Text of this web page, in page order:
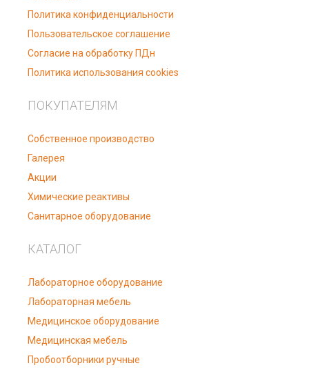
Политика конфиденциальности
Пользовательское соглашение
Согласие на обработку ПДн
Политика использования cookies
ПОКУПАТЕЛЯМ
Собственное производство
Галерея
Акции
Химические реактивы
Санитарное оборудование
КАТАЛОГ
Лабораторное оборудование
Лабораторная мебель
Медицинское оборудование
Медицинская мебель
Пробоотборники ручные